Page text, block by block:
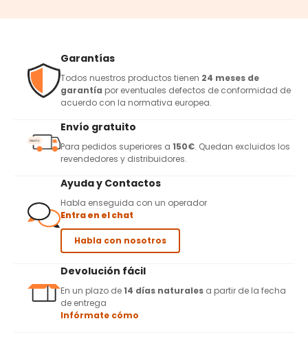
Garantías
Todos nuestros productos tienen 24 meses de
garantía por eventuales defectos de conformidad de
acuerdo con la normativa europea.
Envío gratuito
Para pedidos superiores a 150€. Quedan excluidos los
revendedores y distribuidores.
Ayuda y Contactos
Habla enseguida con un operador
Entra en el chat
Habla con nosotros
Devolución fácil
En un plazo de14 días naturales a partir de la fecha
de entrega
Infórmate cómo